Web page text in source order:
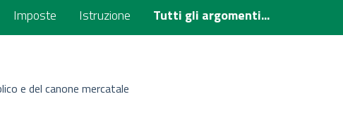
Imposte Istruzione Tutti gli argomenti...
e del canone mercatale